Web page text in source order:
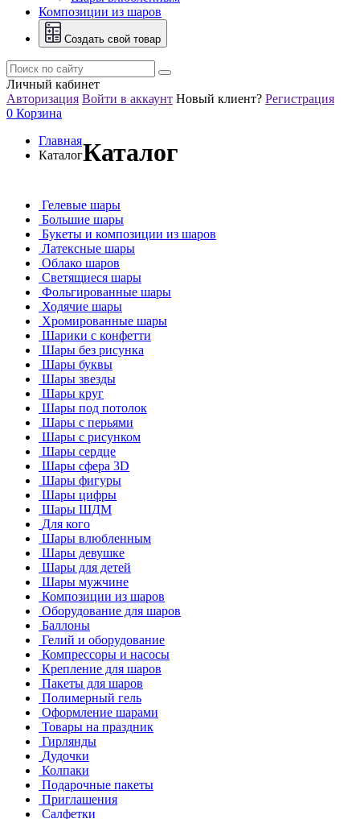
Композиции из шаров
Создать свой товар
Личный кабинет
Авторизация Войти в аккаунт Новый клиент? Регистрация
0 Корзина
Главная
КаталогКаталог
Гелевые шары
Большие шары
Букеты и композиции из шаров
Латексные шары
Облако шаров
Светящиеся шары
Фольгированные шары
Ходячие шары
Хромированные шары
Шарики с конфетти
Шары без рисунка
Шары буквы
Шары звезды
Шары круг
Шары под потолок
Шары с перьями
Шары с рисунком
Шары сердце
Шары сфера 3D
Шары фигуры
Шары цифры
Шары ШДМ
Для кого
Шары влюбленным
Шары девушке
Шары для детей
Шары мужчине
Композиции из шаров
Оборудование для шаров
Баллоны
Гелий и оборудование
Компрессоры и насосы
Крепление для шаров
Пакеты для шаров
Полимерный гель
Оформление шарами
Товары на праздник
Гирлянды
Дудочки
Колпаки
Подарочные пакеты
Приглашения
Салфетки